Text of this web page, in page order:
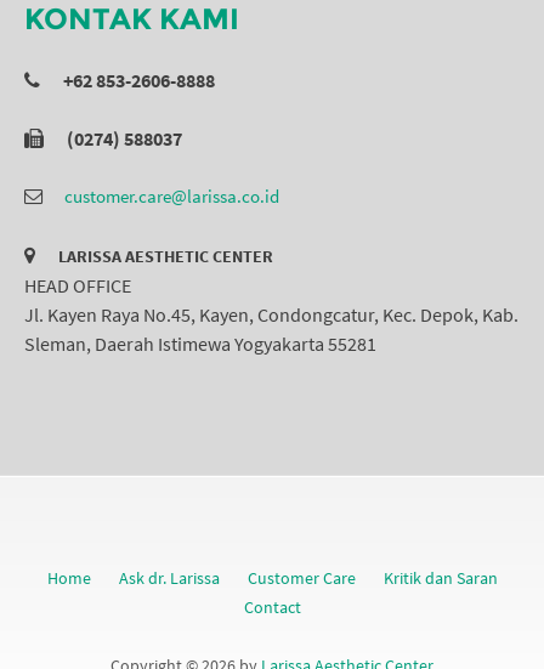
KONTAK KAMI
+62 853-2606-8888
(0274) 588037
customer.care@larissa.co.id
LARISSA AESTHETIC CENTER
HEAD OFFICE
Jl. Kayen Raya No.45, Kayen, Condongcatur, Kec. Depok, Kab.
Sleman, Daerah Istimewa Yogyakarta 55281
Home Ask dr. Larissa Customer Care
Kritik dan Saran
Contact